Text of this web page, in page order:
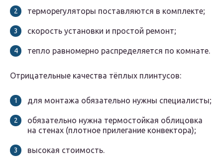
терморегуляторы поставляются в комплекте;
скорость установки и простой ремонт;
тепло равномерно распределяется по комнате.
Отрицательные качества тёплых плинтусов:
для монтажа обязательно нужны специалисты;
обязательно нужна термостойкая облицовка
на стенах (плотное прилегание конвектора);
высокая стоимость.